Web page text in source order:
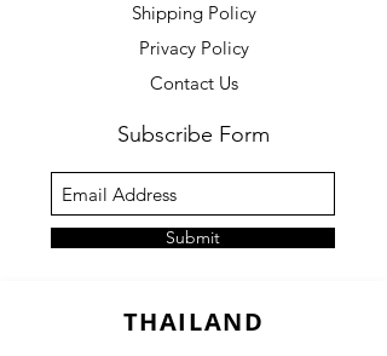
Shipping Policy
Privacy Policy
Contact Us
Subscribe Form
Submit
THAILAND